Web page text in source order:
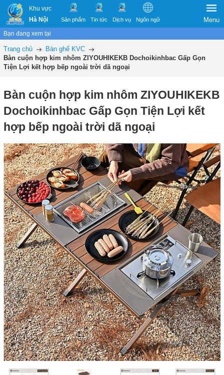
Khu vực
Hà Nội
Sản phẩm Tin tức Dịch vụ Ngôn ngữ Menu
Bạn đang xem tại
Trang chủ
Bàn ghế KVC
Bàn cuộn hợp kim nhôm ZIYOUHIKEKB Dochoikinhbac Gấp Gọn
Tiện Lợi kết hợp bếp ngoài trời dã ngoại
Bàn cuộn hợp kim nhôm ZIYOUHIKEKB
Dochoikinhbac Gấp Gọn Tiện Lợi kết
hợp bếp ngoài trời dã ngoại